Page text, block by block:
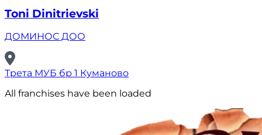
Toni Dinitrievski
ДОМИНОС ДОО
Трета МУБ бр 1 Куманово
All franchises have been loaded